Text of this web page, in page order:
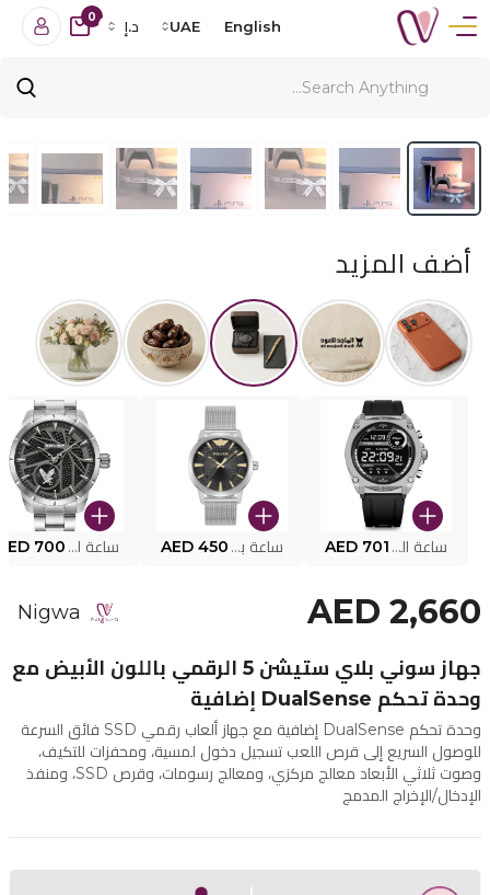
English
UAE د.إ
0
أضف المزيد
ساعة البوليس الذكية MY.AVATAR PEIUN0000101 AED 701 ساعة بوليس للرجال PEWJG0005002 AED 450 ساعة البوليس PEWJG2227302 700
AED 2,660
Nigwa
جهاز سوني بلاي ستيشن 5 الرقمي باللون الأبيض مع
وحدة تحكم DualSense إضافية
وحدة تحكم DualSense إضافية مع جهاز ألعاب رقمي SSD فائق السرعة
للوصول السريع إلى قرص اللعب تسجيل دخول لمسية، ومحفزات للتكيف،
وصوت ثلاثي الأبعاد معالج مركزي، ومعالج رسومات، وقرص SSD، ومنفذ
الإدخال/الإخراج المدمج